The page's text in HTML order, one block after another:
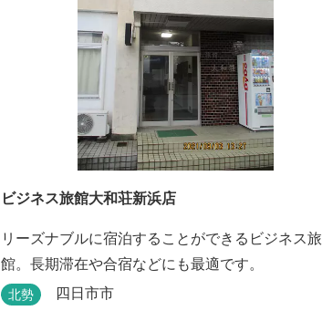
ビジネス旅館大和荘新浜店
リーズナブルに宿泊することができるビジネス旅
館。長期滞在や合宿などにも最適です。
北勢 四日市市